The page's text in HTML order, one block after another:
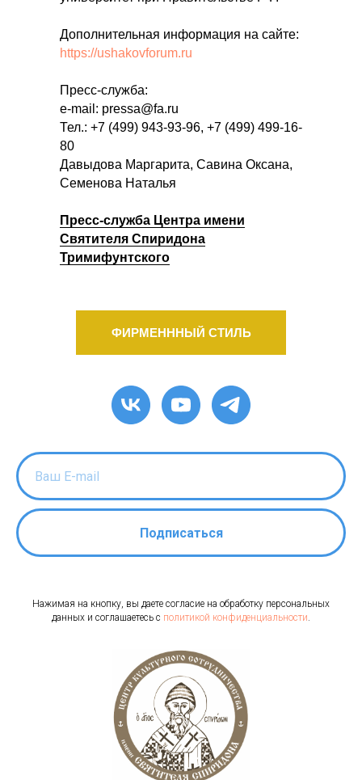
Дополнительная информация на сайте:
https://ushakovforum.ru
Пресс-служба:
е-mail: pressa@fa.ru
Тел.: +7 (499) 943-93-96, +7 (499) 499-16-
80
Давыдова Маргарита, Савина Оксана,
Семенова Наталья
Пресс-служба Центра имени
Святителя Спиридона
Тримифунтского
ФИРМЕНННЫЙ СТИЛЬ
Подписаться
Нажимая на кнопку, вы даете согласие на обработку персональных
данных и соглашаетесь c политикой конфиденциальности.